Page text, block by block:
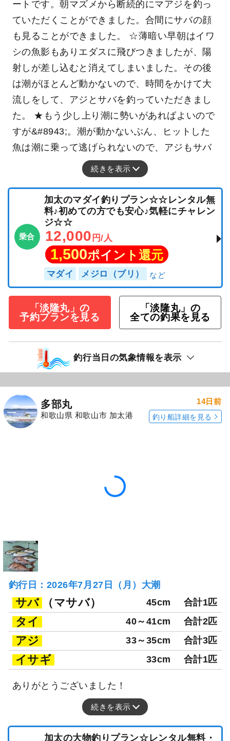
ートです。朝マズメから断続的にマアジを釣っ
ていただくことができました。合間にサバの顔
も見ることができました。 ☆薄暗い早朝はイワ
シの魚影もありエダスに飛びつきましたが、陽
射しが差し込むと消えてしまいました。その後
は潮がほとんど動かないので、時間をかけて大
流しをして、アジとサバを釣っていただきまし
た。 ★もう少し上り潮に勢いがあればよいので
すが&#8943;。潮が動かないぶん、ヒットした
魚は潮に乗って逃げられないので、アジもサバ
続きを表示
乗合
加太のマダイ釣りプラン☆☆レンタル無
料♪初めての方でも安心♪気軽にチャレン
ジ☆☆
12,000 円/人
1,500ポイント還元
マダイ メジロ（ブリ）
「淡隆丸」の
予約プランを見る
「淡隆丸」の
全ての釣果を見る
釣行当日の気象情報を表示
多部丸
和歌山県 和歌山市 加太港
14日前
釣り船詳細を見る
釣行日：2026年7月27日（月）大潮
サバ （マサバ） 45cm 合計1匹
タイ 40～41cm 合計2匹
アジ 33～35cm 合計3匹
イサギ 33cm 合計1匹
ありがとうございました！
続きを表示